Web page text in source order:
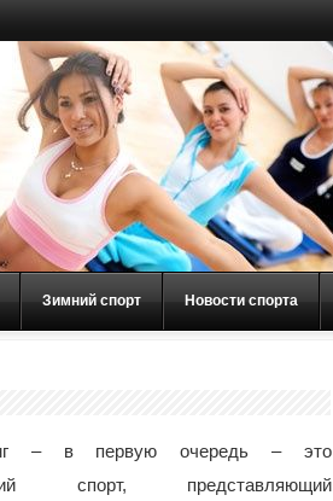
Зимний спорт Новости спорта
– в первую очередь – это
спорт, представляющий